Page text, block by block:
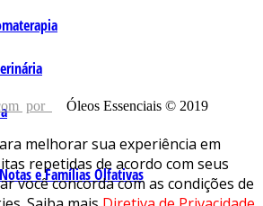
e Famílias Olfativas
por Óleos Essenciais © 2019
melhorar sua experiência em
repetidas de acordo com seus
você concorda com as condições de